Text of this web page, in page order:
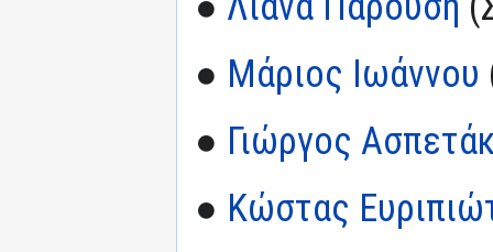
● Μάριος Ιωάννου
● Γιώργος
● Κώστας